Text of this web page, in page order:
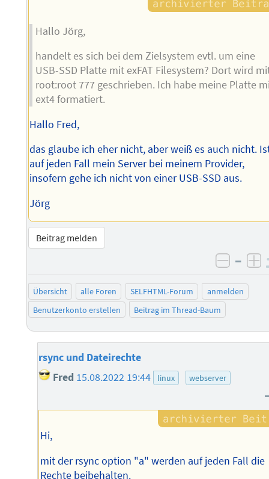
Hallo Jörg,
handelt es sich bei dem Zielsystem evtl. um eine
USB-SSD Platte mit exFAT Filesystem? Dort wird
root:root 777 geschrieben. Ich habe meine Platte
ext4 formatiert.
Hallo Fred,
das glaube ich eher nicht, aber weiß es auch nicht.
auf jeden Fall mein Server bei meinem Provider,
insofern gehe ich nicht von einer USB-SSD aus.
Jörg
Beitrag melden
–
Übersicht alle Foren SELFHTML-Forum
anmelden
Benutzerkonto erstellen
Beitrag im Thread-Baum
rsync und Dateirechte
Fred 15.08.2022 19:44 linux webserver
Hi,
mit der rsync option "a" werden auf jeden Fall die
Rechte beibehalten.